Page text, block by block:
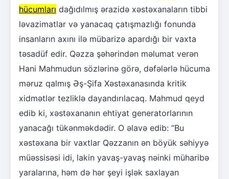
hücumları dağıdılmış ərazidə xəstəxanaların tibbi
ləvazimatlar və yanacaq çatışmazlığı fonunda
insanların axını ilə mübarizə apardığı bir vaxta
təsadüf edir. Qəzza şəhərindən məlumat verən
Hani Mahmudun sözlərinə görə, dəfələrlə hücuma
məruz qalmış Əş-Şifa Xəstəxanasında kritik
xidmətlər tezliklə dayandırılacaq. Mahmud qeyd
edib ki, xəstəxananın ehtiyat generatorlarının
yanacağı tükənməkdədir. O əlavə edib: “Bu
xəstəxana bir vaxtlar Qəzzanın ən böyük səhiyyə
müəssisəsi idi, lakin yavaş-yavaş nəinki müharibə
yaralarına, həm də hər şeyi işlək saxlayan